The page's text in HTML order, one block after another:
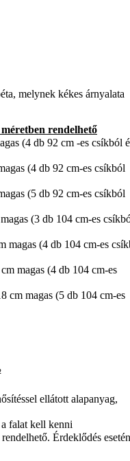
melynek kékes árnyalata
rendelhető
(4 db 92 cm -es csíkból
(4 db 92 cm-es csíkból
(5 db 92 cm-es csíkból
(3 db 104 cm-es
(4 db 104 cm-es
magas (4 db 104 cm-es
magas (5 db 104 cm-es
ellátott alapanyag,
falat kell kenni
Érdeklődés esetén